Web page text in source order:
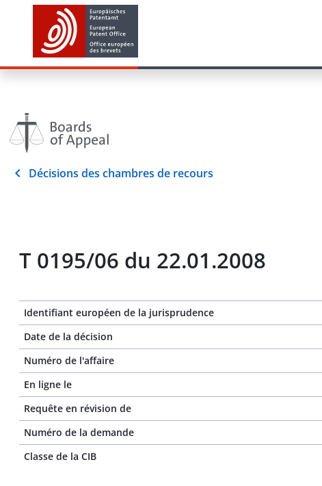
Décisions des chambres de recours
T 0195/06 du 22.01.2008
Identifiant européen de la jurisprudence
Date de la décision
Numéro de l'affaire
En ligne le
Requête en révision de
Numéro de la demande
Classe de la CIB